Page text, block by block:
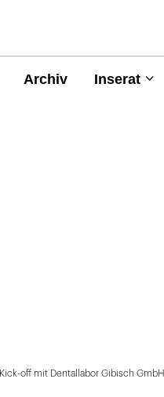
Archiv Inserat
Kick-off mit Dentallabor Gibisch GmbH